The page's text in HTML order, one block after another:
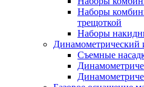
Наборы
трещоткой
Наборы
Динамометрический
Съемные